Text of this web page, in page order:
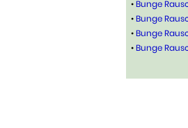
•Bunge
•Bunge
•Bunge
•Bunge